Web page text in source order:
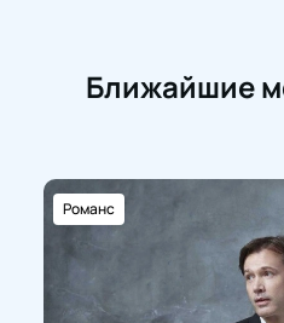
Ближайшие
Романс